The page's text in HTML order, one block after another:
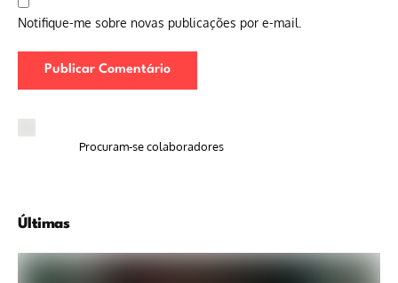
Notifique-me sobre novas publicações por e-mail.
Procuram-se colaboradores
Últimas